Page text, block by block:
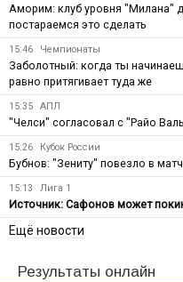
Аморим: клуб уровня "Милана"
постараемся это сделать
15:46 Чемпионаты
Заболотный: когда ты
равно притягивает туда же
15:35 АПЛ
"Челси" согласовал с "Райо
15:26 Кубок России
Бубнов: "Зениту" повезло в
15:13 Лига 1
Источник: Сафонов может
Ещё новости
Результаты онлайн